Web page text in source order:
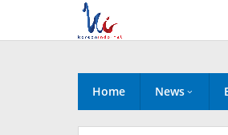
content
Home News